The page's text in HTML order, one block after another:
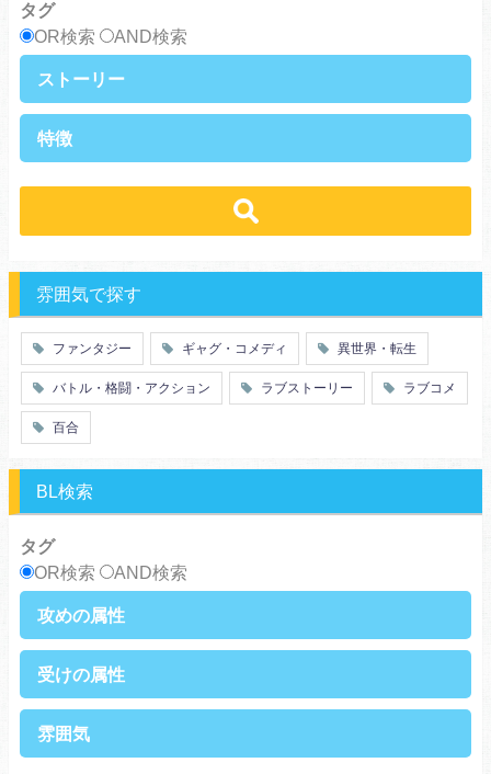
タグ
OR検索
AND検索
ストーリー
ラブストーリー
歴史・時代劇
特徴
職業
働く女子
特殊能力
百合
ドロ沼
萌え系
青春
仲間
幼なじみ
オタク
動物
ツンデレ
アラサー
スピンオフ・外伝
ヤンキー・極道
癒し系
サラリーマン
浮気・不倫
雰囲気で探す
ファンタジー ギャグ・コメディ 異世界・転生
バトル・格闘・アクション ラブストーリー ラブコメ
百合
BL検索
タグ
OR検索
AND検索
攻めの属性
俺様攻め
硬派攻め
天然攻め
ノンケ攻め
黒髪攻め
年下攻め
受けの属性
ノンケ受け
雰囲気